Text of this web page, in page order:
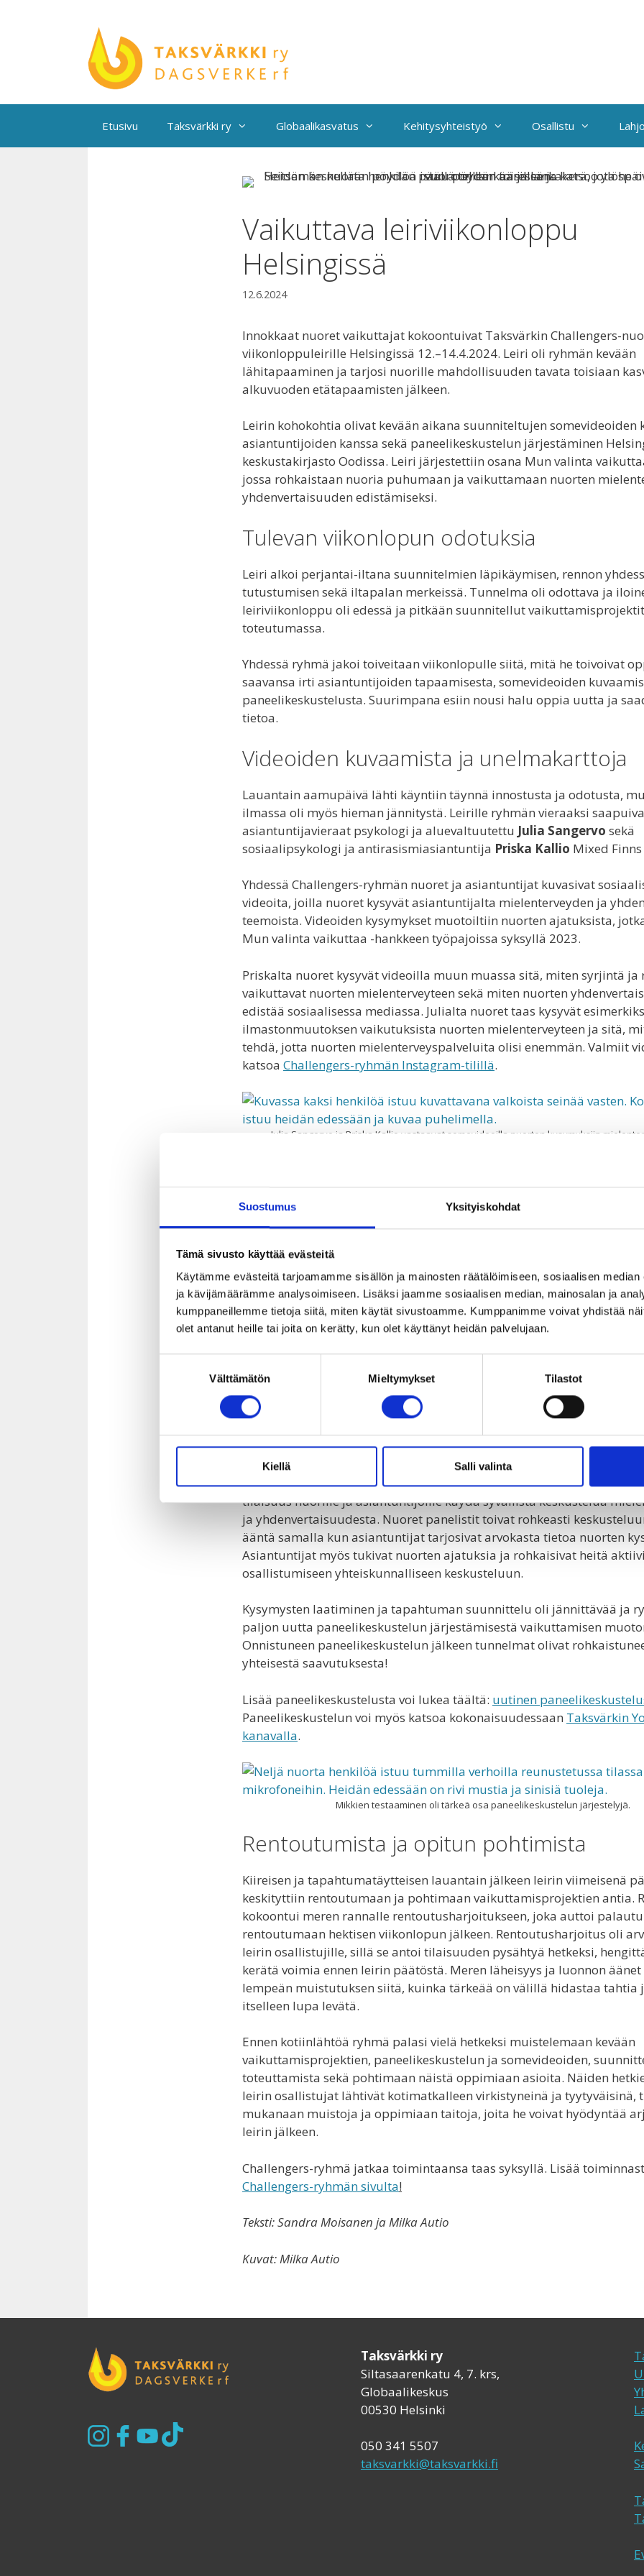
Suostumus Yksityiskohdat
Tämä sivusto käyttää evästeitä
Käytämme evästeitä tarjoamamme sisällön ja mainosten räätälöimiseen, sosiaalisen
ja kävijämäärämme analysoimiseen. Lisäksi jaamme sosiaalisen median, mainosalan ja
kumppaneillemme tietoja siitä, miten käytät sivustoamme. Kumppanimme voivat yhdistää
olet antanut heille tai joita on kerätty, kun olet käyttänyt heidän palvelujaan.
Välttämätön Mieltymykset Tilastot
Kiellä Salli valinta
Etusivu Taksvärkki ry Globaalikasvatus Kehitysyhteistyö Osallistu
Vaikuttava leiriviikonloppu
Helsingissä
12.6.2024
Innokkaat nuoret vaikuttajat kokoontuivat Taksvärkin Challengers-
viikonloppuleirille Helsingissä 12.–14.4.2024. Leiri oli ryhmän kevään
lähitapaaminen ja tarjosi nuorille mahdollisuuden tavata toisiaan
alkuvuoden etätapaamisten jälkeen.
Leirin kohokohtia olivat kevään aikana suunniteltujen somevideoiden
asiantuntijoiden kanssa sekä paneelikeskustelun järjestäminen
keskustakirjasto Oodissa. Leiri järjestettiin osana Mun valinta
jossa rohkaistaan nuoria puhumaan ja vaikuttamaan nuorten
yhdenvertaisuuden edistämiseksi.
Tulevan viikonlopun odotuksia
Leiri alkoi perjantai-iltana suunnitelmien läpikäymisen, rennon
tutustumisen sekä iltapalan merkeissä. Tunnelma oli odottava ja
leiriviikonloppu oli edessä ja pitkään suunnitellut
toteutumassa.
Yhdessä ryhmä jakoi toiveitaan viikonlopulle siitä, mitä he toivoivat
saavansa irti asiantuntijoiden tapaamisesta, somevideoiden
paneelikeskustelusta. Suurimpana esiin nousi halu oppia uutta ja
tietoa.
Videoiden kuvaamista ja unelmakarttoja
Lauantain aamupäivä lähti käyntiin täynnä innostusta ja odotusta,
ilmassa oli myös hieman jännitystä. Leirille ryhmän vieraaksi
asiantuntijavieraat psykologi ja aluevaltuutettu Julia Sangervo sekä
sosiaalipsykologi ja antirasismiasiantuntija Priska Kallio Mixed
Yhdessä Challengers-ryhmän nuoret ja asiantuntijat kuvasivat
videoita, joilla nuoret kysyvät asiantuntijalta mielenterveyden ja
teemoista. Videoiden kysymykset muotoiltiin nuorten ajatuksista,
Mun valinta vaikuttaa -hankkeen työpajoissa syksyllä 2023.
Priskalta nuoret kysyvät videoilla muun muassa sitä, miten syrjintä ja
vaikuttavat nuorten mielenterveyteen sekä miten nuorten
edistää sosiaalisessa mediassa. Julialta nuoret taas kysyvät
ilmastonmuutoksen vaikutuksista nuorten mielenterveyteen ja sitä,
tehdä, jotta nuorten mielenterveyspalveluita olisi enemmän. Valmiit
katsoa Challengers-ryhmän Instagram-tilillä.
Julia Sangervo ja Priska Kallio vastaavat somevideoilla nuorten kysymyksiin
Omaa kuvausvuoroon odotellessa oli ryhmäläisten mahdollista
unelmakartat. Unelmakarttojen materiaalina toimivat vanhat
etsittiin itseään puhuttelevia kuvia ja lauseita. Monen unelmakartassa
hyvinvointiin vaikuttavat tekijät, esimerkiksi luonto ja ympäristö,
liikunta. Unelmakarttojen askartelun lomassa käytiin myös
keskustelua nuorten mielenterveydestä vierailevien asiantuntijoiden
Antoisa ja uusia ajatuksia herättelevä
paneelikeskustelu
Lauantai huipentui paneelikeskustelun järjestämiseen Helsingin
Oodissa. Paneelikeskustelun järjestäminen oli Challengers-ryhmän
Challengers-ryhmän nuorista keskusteluun osallistuivat
asiantuntijoiden Julian ja Priskan kanssa. Paneelikeskustelu oli
tilaisuus nuorille ja asiantuntijoille käydä syvällistä keskustelua
ja yhdenvertaisuudesta. Nuoret panelistit toivat rohkeasti
ääntä samalla kun asiantuntijat tarjosivat arvokasta tietoa nuorten
Asiantuntijat myös tukivat nuorten ajatuksia ja rohkaisivat heitä
osallistumiseen yhteiskunnalliseen keskusteluun.
Kysymysten laatiminen ja tapahtuman suunnittelu oli jännittävää ja
paljon uutta paneelikeskustelun järjestämisestä vaikuttamisen
Onnistuneen paneelikeskustelun jälkeen tunnelmat olivat
yhteisestä saavutuksesta!
Lisää paneelikeskustelusta voi lukea täältä: uutinen
Paneelikeskustelun voi myös katsoa kokonaisuudessaan Taksvärkin
kanavalla.
Mikkien testaaminen oli tärkeä osa paneelikeskustelun järjestelyjä.
Rentoutumista ja opitun pohtimista
Kiireisen ja tapahtumatäytteisen lauantain jälkeen leirin viimeisenä
keskityttiin rentoutumaan ja pohtimaan vaikuttamisprojektien antia.
kokoontui meren rannalle rentoutusharjoitukseen, joka auttoi
rentoutumaan hektisen viikonlopun jälkeen. Rentoutusharjoitus oli
leirin osallistujille, sillä se antoi tilaisuuden pysähtyä hetkeksi,
kerätä voimia ennen leirin päätöstä. Meren läheisyys ja luonnon
lempeän muistutuksen siitä, kuinka tärkeää on välillä hidastaa tahtia
itselleen lupa levätä.
Ennen kotiinlähtöä ryhmä palasi vielä hetkeksi muistelemaan kevään
vaikuttamisprojektien, paneelikeskustelun ja somevideoiden,
toteuttamista sekä pohtimaan näistä oppimiaan asioita. Näiden
leirin osallistujat lähtivät kotimatkalleen virkistyneinä ja tyytyväisinä,
mukanaan muistoja ja oppimiaan taitoja, joita he voivat hyödyntää
leirin jälkeen.
Challengers-ryhmä jatkaa toimintaansa taas syksyllä. Lisää
Challengers-ryhmän sivulta!
Teksti: Sandra Moisanen ja Milka Autio
Kuvat: Milka Autio
Taksvärkki ry
Siltasaarenkatu 4, 7. krs,
Globaalikeskus
00530 Helsinki
050 341 5507
taksvarkki@taksvarkki.fi